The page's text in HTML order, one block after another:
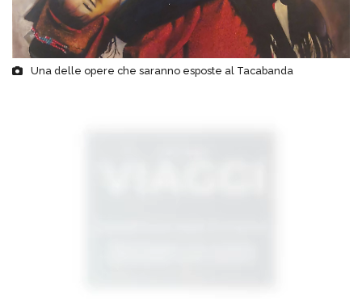
Una delle opere che saranno esposte al Tacabanda